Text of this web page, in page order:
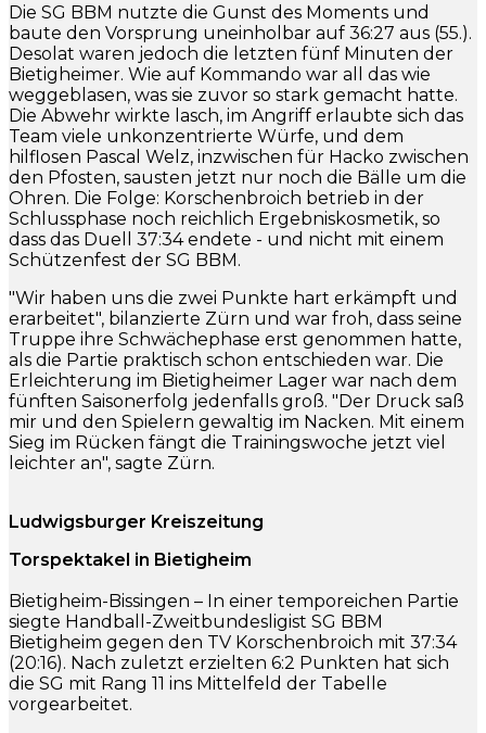
Die SG BBM nutzte die Gunst des Moments und
baute den Vorsprung uneinholbar auf 36:27 aus (55.).
Desolat waren jedoch die letzten fünf Minuten der
Bietigheimer. Wie auf Kommando war all das wie
weggeblasen, was sie zuvor so stark gemacht hatte.
Die Abwehr wirkte lasch, im Angriff erlaubte sich das
Team viele unkonzentrierte Würfe, und dem
hilflosen Pascal Welz, inzwischen für Hacko zwischen
den Pfosten, sausten jetzt nur noch die Bälle um die
Ohren. Die Folge: Korschenbroich betrieb in der
Schlussphase noch reichlich Ergebniskosmetik, so
dass das Duell 37:34 endete - und nicht mit einem
Schützenfest der SG BBM.
"Wir haben uns die zwei Punkte hart erkämpft und
erarbeitet", bilanzierte Zürn und war froh, dass seine
Truppe ihre Schwächephase erst genommen hatte,
als die Partie praktisch schon entschieden war. Die
Erleichterung im Bietigheimer Lager war nach dem
fünften Saisonerfolg jedenfalls groß. "Der Druck saß
mir und den Spielern gewaltig im Nacken. Mit einem
Sieg im Rücken fängt die Trainingswoche jetzt viel
leichter an", sagte Zürn.
Ludwigsburger Kreiszeitung
Torspektakel in Bietigheim
Bietigheim-Bissingen – In einer temporeichen Partie
siegte Handball-Zweitbundesligist SG BBM
Bietigheim gegen den TV Korschenbroich mit 37:34
(20:16). Nach zuletzt erzielten 6:2 Punkten hat sich
die SG mit Rang 11 ins Mittelfeld der Tabelle
vorgearbeitet.